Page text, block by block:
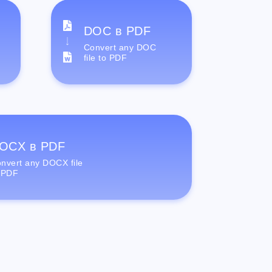
DOC в PDF
Convert any DOC
file to PDF
в PDF
any DOCX file